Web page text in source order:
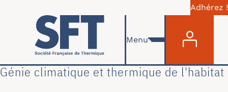
Aller au contenu principal
Adhérez !
Menu
Génie climatique et thermique de l'habitat